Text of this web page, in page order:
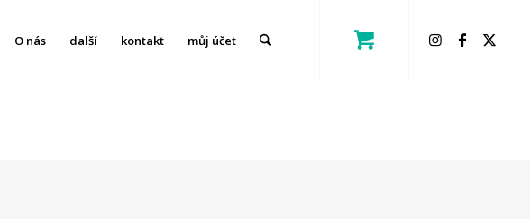
O nás další kontakt můj účet